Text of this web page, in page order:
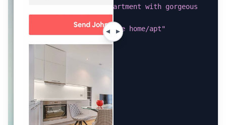
"Apartment with gorgeous
view"
"property_type": "Entire home/apt"